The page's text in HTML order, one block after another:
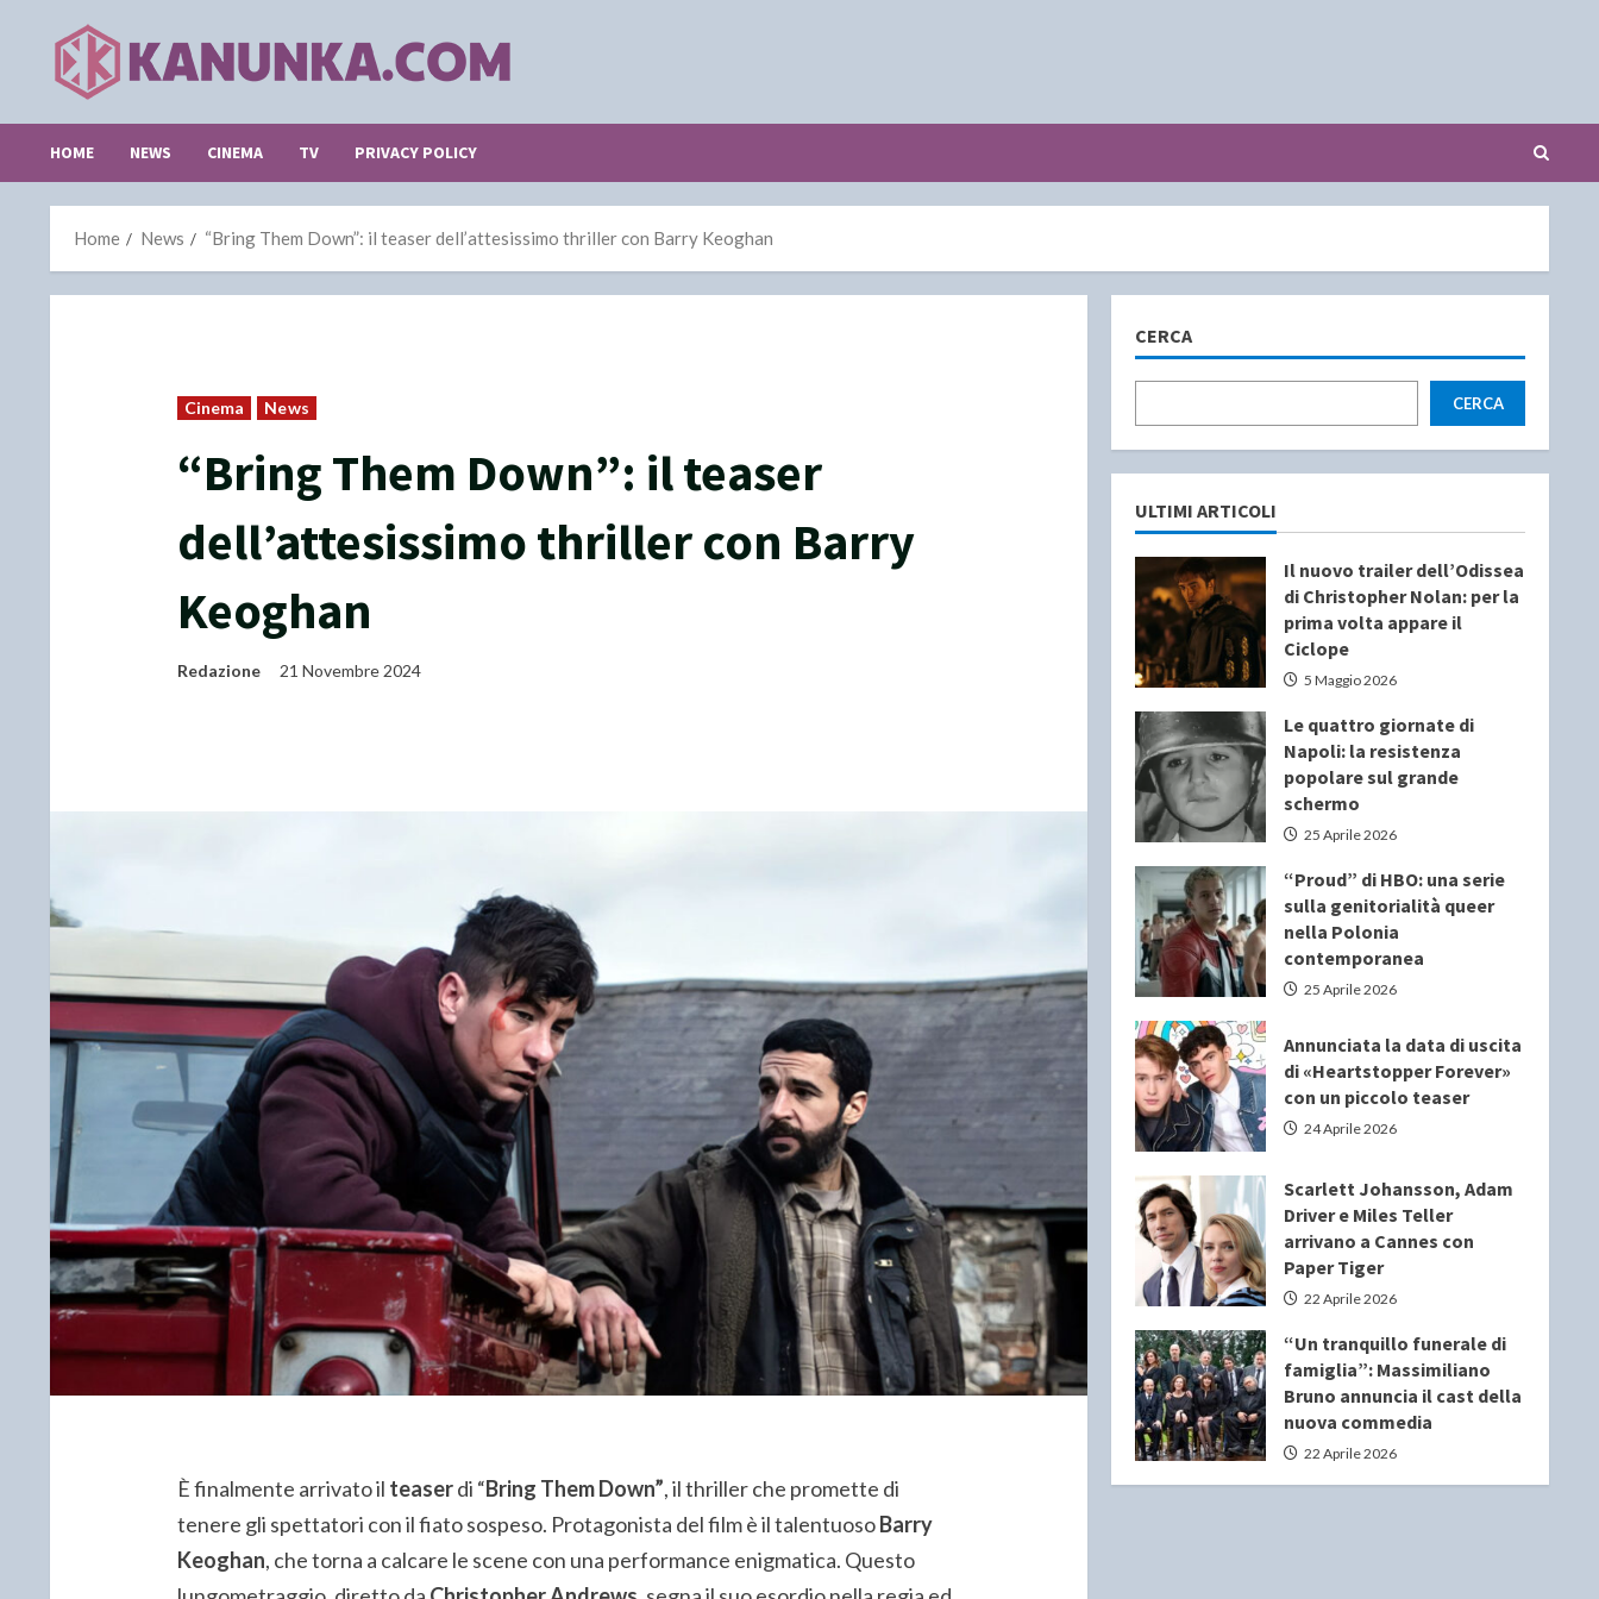
content
HOME NEWS CINEMA TV PRIVACY POLICY
Home News “Bring Them Down”: il teaser dell’attesissimo thriller con Barry Keoghan
Cinema News
“Bring Them Down”: il teaser
dell’attesissimo thriller con Barry
Keoghan
Redazione 21 Novembre 2024
È finalmente arrivato il teaserdi “Bring Them Down”, il thriller che promette di
tenere gli spettatori con il fiato sospeso. Protagonista del film è il talentuosoBarry
Keoghan, che torna a calcare le scene con una performance enigmatica. Questo
CERCA
CERCA
ULTIMI ARTICOLI
Il nuovo trailer dell’Odissea
di Christopher Nolan: per la
prima volta appare il
Ciclope
5 Maggio 2026
Le quattro giornate di
Napoli: la resistenza
popolare sul grande
schermo
25 Aprile 2026
“Proud” di HBO: una serie
sulla genitorialità queer
nella Polonia
contemporanea
25 Aprile 2026
Annunciata la data di uscita
di «Heartstopper Forever»
con un piccolo teaser
24 Aprile 2026
Scarlett Johansson, Adam
Driver e Miles Teller
arrivano a Cannes con
Paper Tiger
22 Aprile 2026
“Un tranquillo funerale di
famiglia”: Massimiliano
Bruno annuncia il cast della
nuova commedia
22 Aprile 2026